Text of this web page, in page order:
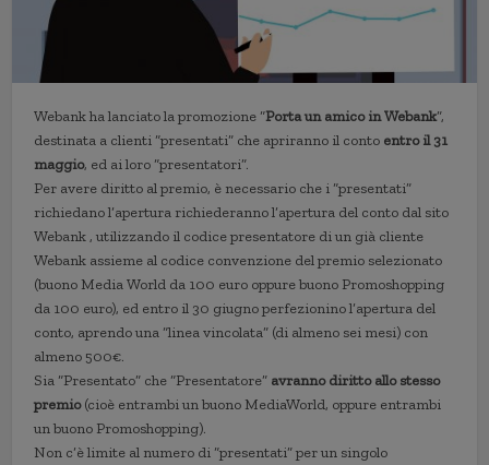
Webank ha lanciato la promozione “Porta un amico in Webank”,
destinata a clienti “presentati” che apriranno il conto entro il 31
maggio, ed ai loro “presentatori”.
Per avere diritto al premio, è necessario che i “presentati”
richiedano l’apertura richiederanno l’apertura del conto dal sito
Webank , utilizzando il codice presentatore di un già cliente
Webank assieme al codice convenzione del premio selezionato
(buono Media World da 100 euro oppure buono Promoshopping
da 100 euro), ed entro il 30 giugno perfezionino l’apertura del
conto, aprendo una “linea vincolata” (di almeno sei mesi) con
almeno 500€.
Sia “Presentato” che “Presentatore” avranno diritto allo stesso
premio(cioè entrambi un buono MediaWorld, oppure entrambi
un buono Promoshopping).
Non c’è limite al numero di “presentati” per un singolo